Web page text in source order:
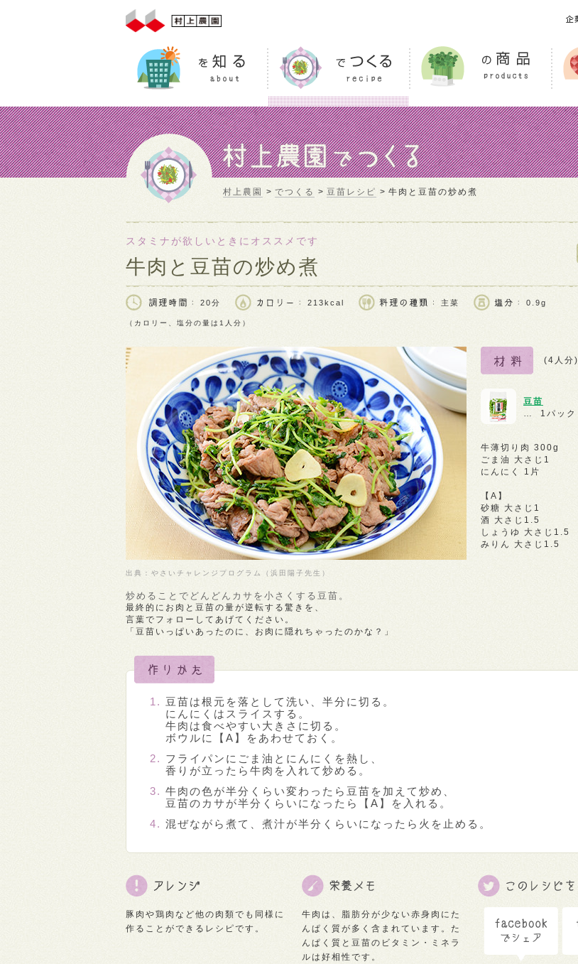
村上農園 でつくる 豆苗レシピ 牛肉と豆苗の炒め煮
スタミナが欲しいときにオススメです
牛肉と豆苗の炒め煮
20分 213kcal 主菜 0.9g
（カロリー、塩分の量は1人分）
出典：やさいチャレンジプログラム（浜田陽子先生）
炒めることでどんどんカサを小さくする豆苗。
最終的にお肉と豆苗の量が逆転する驚きを、
言葉でフォローしてあげてください。
「豆苗いっぱいあったのに、お肉に隠れちゃったのかな？」
(4人分)
豆苗
… 1パック
牛薄切り肉 300g
ごま油 大さじ1
にんにく 1片
【A】
砂糖 大さじ1
酒 大さじ1.5
しょうゆ 大さじ1.5
みりん 大さじ1.5
豆苗は根元を落として洗い、半分に切る。
にんにくはスライスする。
牛肉は食べやすい大きさに切る。
ボウルに【A】をあわせておく。
フライパンにごま油とにんにくを熱し、
香りが立ったら牛肉を入れて炒める。
牛肉の色が半分くらい変わったら豆苗を加えて炒め、
豆苗のカサが半分くらいになったら【A】を入れる。
混ぜながら煮て、煮汁が半分くらいになったら火を止める。
豚肉や鶏肉など他の肉類でも同様に
作ることができるレシピです。
牛肉は、脂肪分が少ない赤身肉にた
んぱく質が多く含まれています。た
んぱく質と豆苗のビタミン・ミネラ
ルは好相性です。